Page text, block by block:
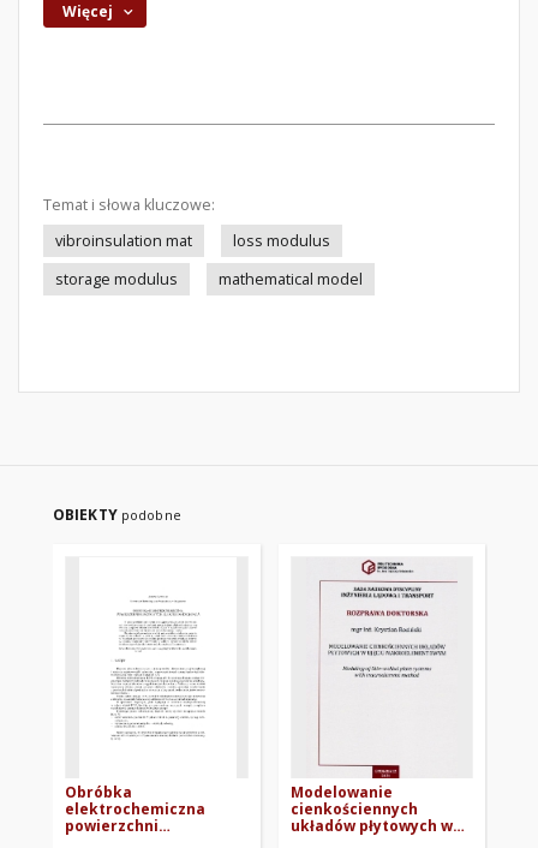
Więcej
Temat i słowa kluczowe:
vibroinsulation mat
loss modulus
storage modulus
mathematical model
OBIEKTY podobne
Obróbka
elektrochemiczna
powierzchni
Modelowanie
cienkościennych
układów płytowych w